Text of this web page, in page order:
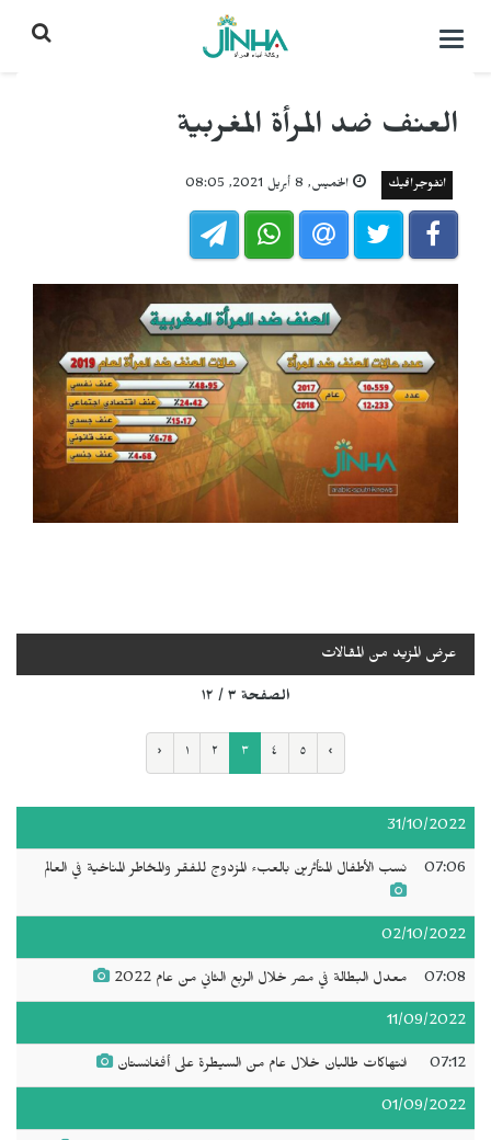
التحكم
العنف ضد المرأة المغربية
انفوجرافيك الخميس, 8 أبريل 2021, 08:05
عرض المزيد من المقالات
الصفحة ٣ / ١٢
‹ ١ ٢ ٣ ٤ ٥ ›
31/10/2022
07:06 نسب الأطفال المتأثرين بالعبء المزدوج للفقر والمخاطر المناخية في العالم
02/10/2022
07:08 معدل البطالة في مصر خلال الربع الثاني من عام 2022
11/09/2022
07:12 انتهاكات طالبان خلال عام من السيطرة على أفغانستان
01/09/2022